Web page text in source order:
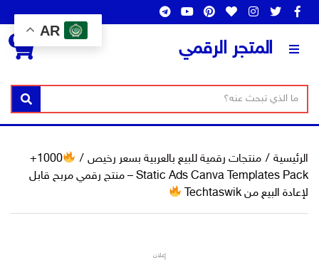
المتجر الرقمي
س
ا
ل
ت
ص
ا
ب
ح
ث
بحث
0
الرئيسية / منتجات رقمية للبيع بالعربية بسعر رخيص /
1000+
Static Ads Canva Templates Pack – منتج رقمي مربح قابل
لإعادة البيع من Techtaswik
إعلان
AR